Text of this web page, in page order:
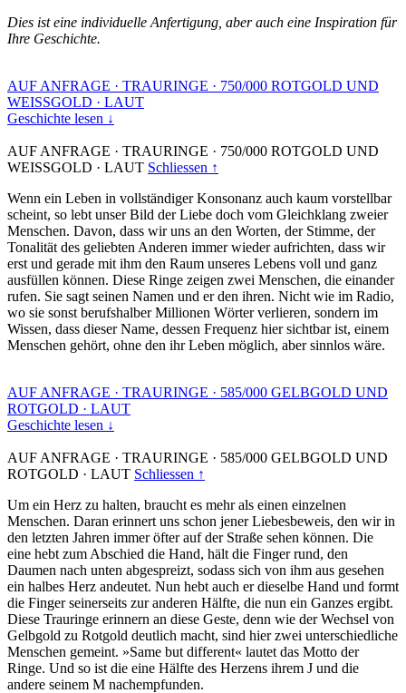
Dies ist eine individuelle Anfertigung, aber auch eine Inspiration für
Ihre Geschichte.
AUF ANFRAGE · TRAURINGE · 750/000 ROTGOLD UND
WEISSGOLD · LAUT
Geschichte lesen ↓
AUF ANFRAGE · TRAURINGE · 750/000 ROTGOLD UND
WEISSGOLD · LAUT Schliessen ↑
Wenn ein Leben in vollständiger Konsonanz auch kaum vorstellbar
scheint, so lebt unser Bild der Liebe doch vom Gleichklang zweier
Menschen. Davon, dass wir uns an den Worten, der Stimme, der
Tonalität des geliebten Anderen immer wieder aufrichten, dass wir
erst und gerade mit ihm den Raum unseres Lebens voll und ganz
ausfüllen können. Diese Ringe zeigen zwei Menschen, die einander
rufen. Sie sagt seinen Namen und er den ihren. Nicht wie im Radio,
wo sie sonst berufshalber Millionen Wörter verlieren, sondern im
Wissen, dass dieser Name, dessen Frequenz hier sichtbar ist, einem
Menschen gehört, ohne den ihr Leben möglich, aber sinnlos wäre.
AUF ANFRAGE · TRAURINGE · 585/000 GELBGOLD UND
ROTGOLD · LAUT
Geschichte lesen ↓
AUF ANFRAGE · TRAURINGE · 585/000 GELBGOLD UND
ROTGOLD · LAUT Schliessen ↑
Um ein Herz zu halten, braucht es mehr als einen einzelnen
Menschen. Daran erinnert uns schon jener Liebesbeweis, den wir in
den letzten Jahren immer öfter auf der Straße sehen können. Die
eine hebt zum Abschied die Hand, hält die Finger rund, den
Daumen nach unten abgespreizt, sodass sich von ihm aus gesehen
ein halbes Herz andeutet. Nun hebt auch er dieselbe Hand und formt
die Finger seinerseits zur anderen Hälfte, die nun ein Ganzes ergibt.
Diese Trauringe erinnern an diese Geste, denn wie der Wechsel von
Gelbgold zu Rotgold deutlich macht, sind hier zwei unterschiedliche
Menschen gemeint. »Same but different« lautet das Motto der
Ringe. Und so ist die eine Hälfte des Herzens ihrem J und die
andere seinem M nachempfunden.